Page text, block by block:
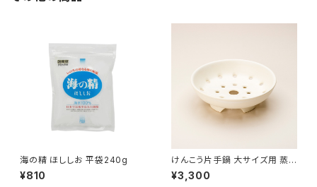
海の精 ほししお 平袋240g
¥810
けんこう片手鍋 大サイズ用 蒸し
器
¥3,300